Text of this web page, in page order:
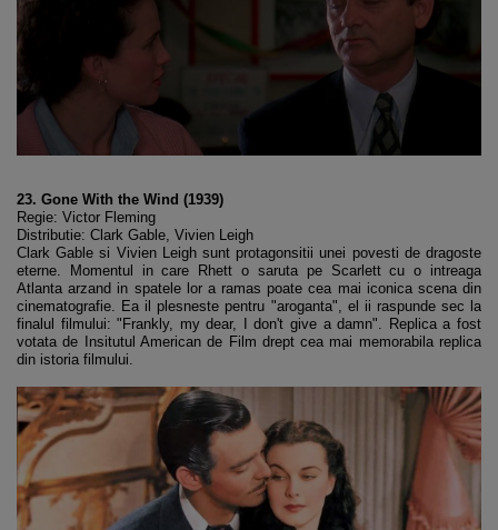
23. Gone With the Wind (1939)
Regie: Victor Fleming
Distributie: Clark Gable, Vivien Leigh
Clark Gable si Vivien Leigh sunt protagonsitii unei povesti de dragoste
eterne. Momentul in care Rhett o saruta pe Scarlett cu o intreaga
Atlanta arzand in spatele lor a ramas poate cea mai iconica scena din
cinematografie. Ea il plesneste pentru "aroganta", el ii raspunde sec la
finalul filmului: "Frankly, my dear, I don't give a damn". Replica a fost
votata de Insitutul American de Film drept cea mai memorabila replica
din istoria filmului.